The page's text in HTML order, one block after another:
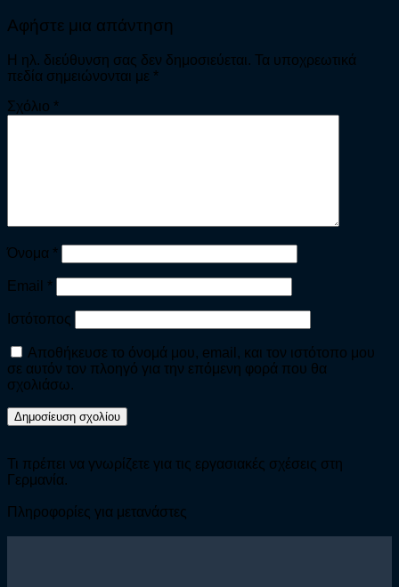
Αφήστε μια απάντηση
Η ηλ. διεύθυνση σας δεν δημοσιεύεται. Τα υποχρεωτικά
πεδία σημειώνονται με *
Σχόλιο *
Όνομα *
Email *
Ιστότοπος
Αποθήκευσε το όνομά μου, email, και τον ιστότοπο μου
σε αυτόν τον πλοηγό για την επόμενη φορά που θα
σχολιάσω.
Τι πρέπει να γνωρίζετε για τις εργασιακές σχέσεις στη
Γερμανία.
Πληροφορίες για μετανάστες